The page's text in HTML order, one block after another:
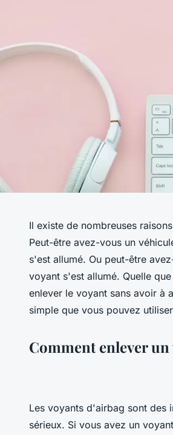
Il existe de nombreuses
Peut-être avez-vous un
s'est allumé. Ou peut-être
voyant s'est allumé. Quelle
enlever le voyant sans avoir à
simple que vous pouvez
Comment enlever un
Les voyants d'airbag sont des
sérieux. Si vous avez un